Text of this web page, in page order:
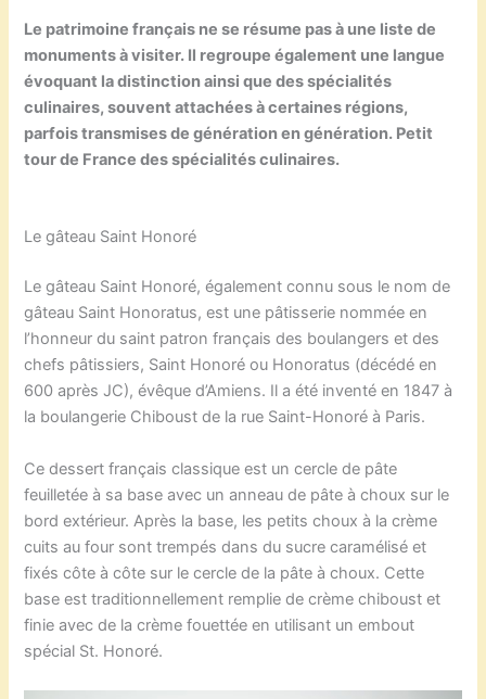
Le patrimoine français ne se résume pas à une liste de
monuments à visiter. Il regroupe également une langue
évoquant la distinction ainsi que des spécialités
culinaires, souvent attachées à certaines régions,
parfois transmises de génération en génération. Petit
tour de France des spécialités culinaires.
Le gâteau Saint Honoré
Le gâteau Saint Honoré, également connu sous le nom de
gâteau Saint Honoratus, est une pâtisserie nommée en
l’honneur du saint patron français des boulangers et des
chefs pâtissiers, Saint Honoré ou Honoratus (décédé en
600 après JC), évêque d’Amiens. Il a été inventé en 1847 à
la boulangerie Chiboust de la rue Saint-Honoré à Paris.
Ce dessert français classique est un cercle de pâte
feuilletée à sa base avec un anneau de pâte à choux sur le
bord extérieur. Après la base, les petits choux à la crème
cuits au four sont trempés dans du sucre caramélisé et
fixés côte à côte sur le cercle de la pâte à choux. Cette
base est traditionnellement remplie de crème chiboust et
finie avec de la crème fouettée en utilisant un embout
spécial St. Honoré.